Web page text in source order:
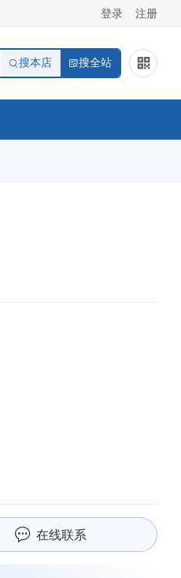
登录 注册
搜本店 搜全站
在线联系